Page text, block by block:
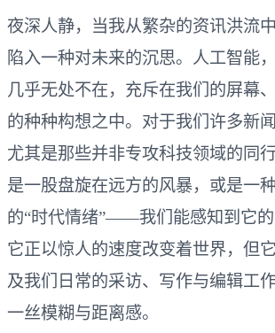
夜深人静，当我从繁杂的资讯洪流
陷入一种对未来的沉思。人工智能
几乎无处不在，充斥在我们的屏幕
的种种构想之中。对于我们许多新
尤其是那些并非专攻科技领域的同
是一股盘旋在远方的风暴，或是一
的“时代情绪”——我们能感知到它的
它正以惊人的速度改变着世界，但
及我们日常的采访、写作与编辑工
一丝模糊与距离感。